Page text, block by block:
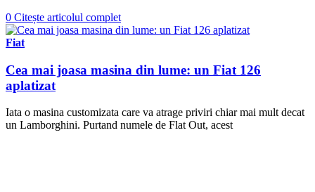
0 Citește articolul complet
Fiat
Cea mai joasa masina din lume: un Fiat 126
aplatizat
Iata o masina customizata care va atrage priviri chiar mai mult decat
un Lamborghini. Purtand numele de Flat Out, acest